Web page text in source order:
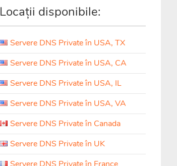
Locații disponibile:
Servere DNS Private în USA, TX
Servere DNS Private în USA, CA
Servere DNS Private în USA, IL
Servere DNS Private în USA, VA
Servere DNS Private în Canada
Servere DNS Private în UK